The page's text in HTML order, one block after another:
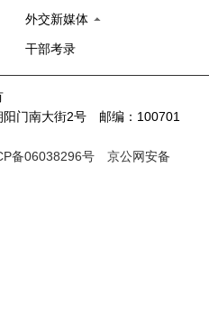
外交新媒体
干部考录
阳门南大街2号 邮编：100701
备06038296号
京公网安备